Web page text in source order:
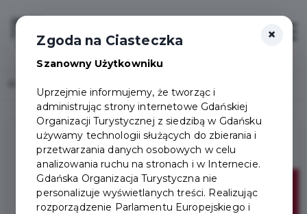
Login/Rejestracja
09
×
Zgoda na Ciasteczka
Szanowny Użytkowniku
Uprzejmie informujemy, że tworząc i
administrując strony internetowe Gdańskiej
Organizacji Turystycznej z siedzibą w Gdańsku
używamy technologii służących do zbierania i
przetwarzania danych osobowych w celu
analizowania ruchu na stronach i w Internecie.
Gdańska Organizacja Turystyczna nie
personalizuje wyświetlanych treści. Realizując
rozporządzenie Parlamentu Europejskiego i